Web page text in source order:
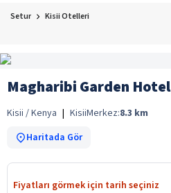
Setur Kisii Otelleri
Magharibi Garden Hotel
Kisii / Kenya | KisiiMerkez:8.3 km
Haritada Gör
Fiyatları görmek için tarih seçiniz